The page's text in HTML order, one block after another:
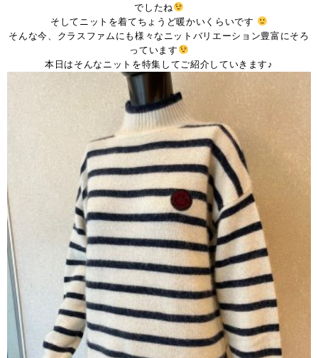
でしたね
そしてニットを着てちょうど暖かいくらいです
そんな今、クラスファムにも様々なニットバリエーション豊富にそろ
っています
本日はそんなニットを特集してご紹介していきます♪